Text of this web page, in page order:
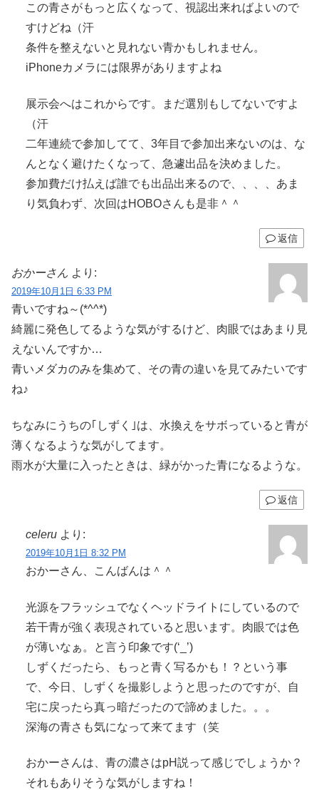
この青さがもっと広くなって、視認出来ればよいので
すけどね（汗
条件を整えないと見れない青かもしれません。
iPhoneカメラには限界がありますよね
展示会へはこれからです。まだ選別もしてないですよ
（汗
二年連続で参加してて、3年目で参加出来ないのは、な
んとなく避けたくなって、急遽出品を決めました。
参加費だけ払えば誰でも出品出来るので、、、、あま
り気負わず、次回はHOBOさんも是非＾＾
返信
おかーさん より:
2019年10月1日 6:33 PM
青いですね～(*^^*)
綺麗に発色してるような気がするけど、肉眼ではあまり見
えないんですか…
青いメダカのみを集めて、その青の違いを見てみたいです
ね♪
ちなみにうちの｢しずく｣は、水換えをサボっていると青が
薄くなるような気がしてます。
雨水が大量に入ったときは、緑がかった青になるような。
返信
celeru より:
2019年10月1日 8:32 PM
おかーさん、こんばんは＾＾
光源をフラッシュでなくヘッドライトにしているので
若干青が強く表現されていると思います。肉眼では色
が薄いなぁ。と言う印象です(‘_’)
しずくだったら、もっと青く写るかも！？という事
で、今日、しずくを撮影しようと思ったのですが、自
宅に戻ったら真っ暗だったので諦めました。。。
深海の青さも気になって来てます（笑
おかーさんは、青の濃さはpH説って感じでしょうか？
それもありそうな気がしますね！